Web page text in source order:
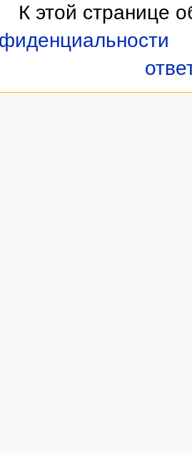
К этой странице